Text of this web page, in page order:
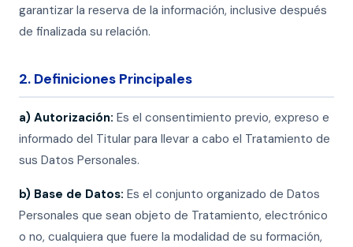
garantizar la reserva de la información, inclusive después
de finalizada su relación.
2. Definiciones Principales
a) Autorización: Es el consentimiento previo, expreso e
informado del Titular para llevar a cabo el Tratamiento de
sus Datos Personales.
b) Base de Datos: Es el conjunto organizado de Datos
Personales que sean objeto de Tratamiento, electrónico
o no, cualquiera que fuere la modalidad de su formación,